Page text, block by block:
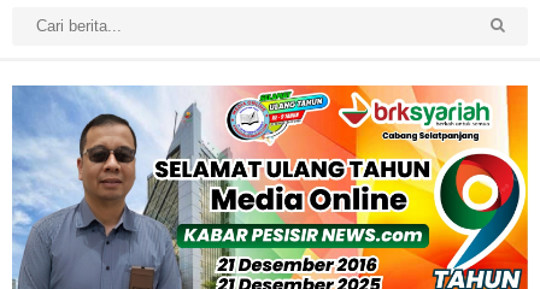
Forkopimcam Perkuat Kesiapsiagaan Cegah Kebakaran
Musyawarah LAM Ke-3 Tualang Sukses, Zulkifli Z (Nomor Urut 1)
Resmi Terpilih Pimpin Lembaga Adat
Kapolres Kepulauan Meranti Perkuat Sinergi Jelang Ekspedisi
Merah Putih Presisi Polda Riau.